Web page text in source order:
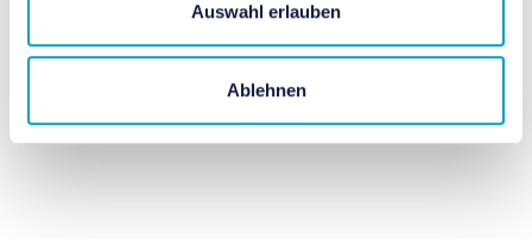
Auswahl erlauben
Ablehnen